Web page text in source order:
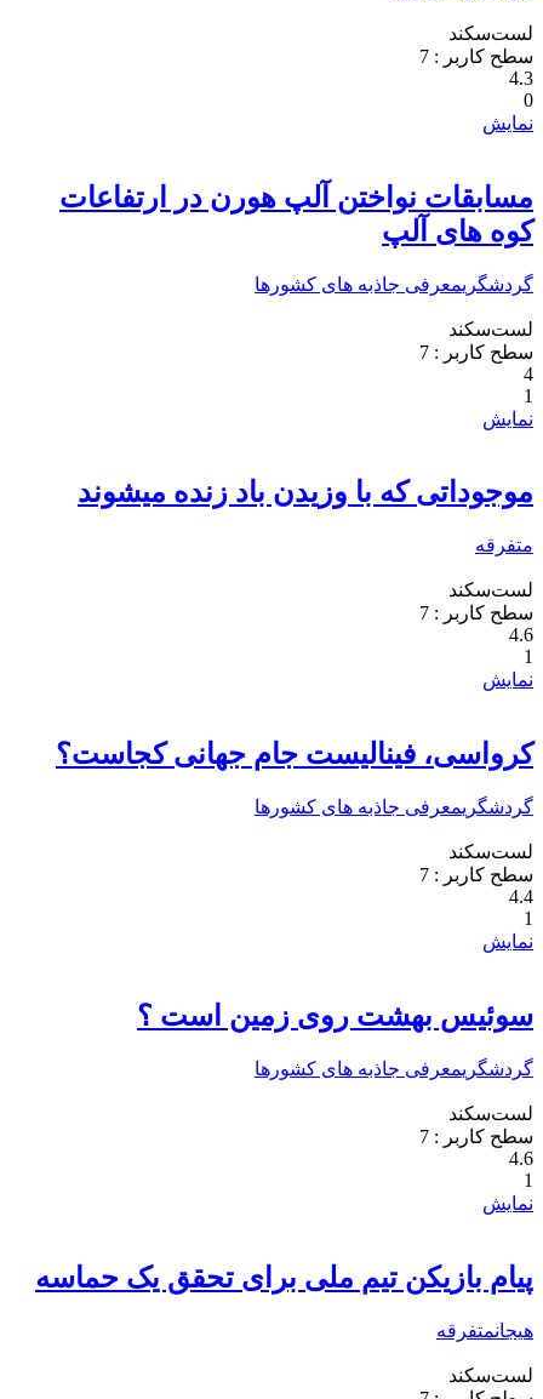
لست‌سکند
سطح کاربر : 7
4.3
0
نمایش
مسابقات نواختن آلپ هورن در ارتفاعات
کوه های آلپ
گردشگریمعرفی جاذبه های کشورها
لست‌سکند
سطح کاربر : 7
4
1
نمایش
موجوداتی که با وزیدن باد زنده میشوند
متفرقه
لست‌سکند
سطح کاربر : 7
4.6
1
نمایش
کرواسی، فینالیست جام جهانی کجاست؟
گردشگریمعرفی جاذبه های کشورها
لست‌سکند
سطح کاربر : 7
4.4
1
نمایش
سوئیس بهشت روی زمین است‎ ؟
گردشگریمعرفی جاذبه های کشورها
لست‌سکند
سطح کاربر : 7
4.6
1
نمایش
پیام بازیکن تیم ملی برای تحقق یک حماسه
هیجانمتفرقه
لست‌سکند